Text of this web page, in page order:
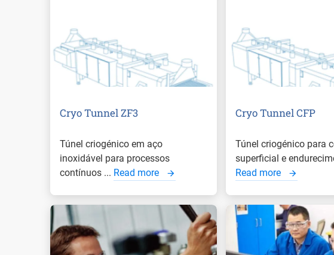
Cryo Tunnel ZF3
Túnel criogénico em aço
inoxidável para processos
contínuos ... Read more
Cryo Tunnel CFP
Túnel criogénico para
superficial e
Read more